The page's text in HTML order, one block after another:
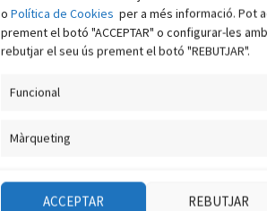
o Política de Cookies per a més informació. Pot
prement el botó "ACCEPTAR" o configurar-les amb
rebutjar el seu ús prement el botó "REBUTJAR".
Funcional
Màrqueting
ACCEPTAR REBUTJAR